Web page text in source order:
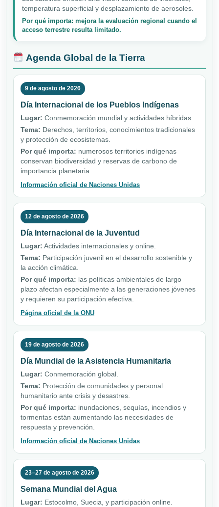
temperatura superficial y desplazamiento de aerosoles.
Por qué importa: mejora la evaluación regional cuando el
acceso terrestre resulta limitado.
Agenda Global de la Tierra
9 de agosto de 2026
Día Internacional de los Pueblos Indígenas
Lugar: Conmemoración mundial y actividades híbridas.
Tema: Derechos, territorios, conocimientos tradicionales
y protección de ecosistemas.
Por qué importa: numerosos territorios indígenas
conservan biodiversidad y reservas de carbono de
importancia planetaria.
Información oficial de Naciones Unidas
12 de agosto de 2026
Día Internacional de la Juventud
Lugar: Actividades internacionales y online.
Tema: Participación juvenil en el desarrollo sostenible y
la acción climática.
Por qué importa: las políticas ambientales de largo
plazo afectan especialmente a las generaciones jóvenes
y requieren su participación efectiva.
Página oficial de la ONU
19 de agosto de 2026
Día Mundial de la Asistencia Humanitaria
Lugar: Conmemoración global.
Tema: Protección de comunidades y personal
humanitario ante crisis y desastres.
Por qué importa: inundaciones, sequías, incendios y
tormentas están aumentando las necesidades de
respuesta y prevención.
Información oficial de Naciones Unidas
23–27 de agosto de 2026
Semana Mundial del Agua
Lugar: Estocolmo, Suecia, y participación online.